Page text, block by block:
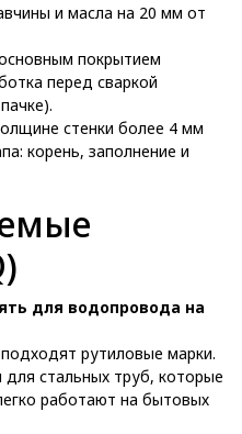
и масла на 20 мм от
покрытием
перед сваркой
стенки более 4 мм
корень, заполнение и
для водопровода на
рутиловые марки.
стальных труб, которые
работают на бытовых